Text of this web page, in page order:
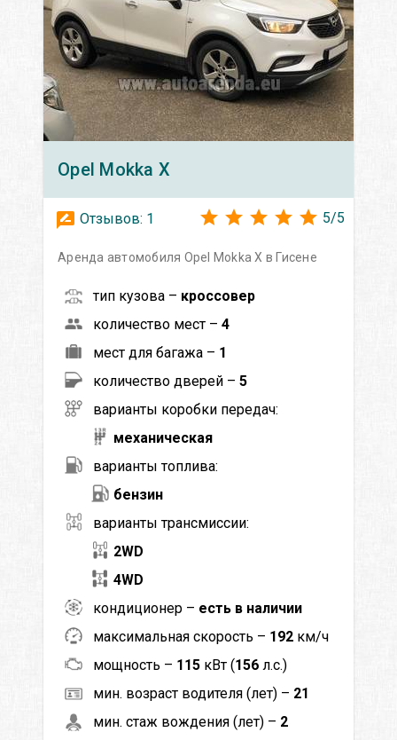
Opel Mokka X
Отзывов: 1 5/5
Аренда автомобиля Opel Mokka X в Гисене
тип кузова – кроссовер
количество мест – 4
мест для багажа – 1
количество дверей – 5
варианты коробки передач:
механическая
варианты топлива:
бензин
варианты трансмиссии:
2WD
4WD
кондиционер – есть в наличии
максимальная скорость – 192 км/ч
мощность – 115 кВт (156 л.с.)
мин. возраст водителя (лет) – 21
мин. стаж вождения (лет) – 2